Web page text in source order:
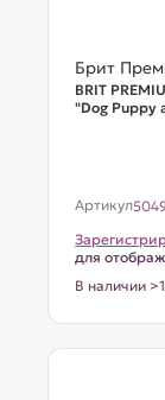
Брит
BRIT
"Dog Puppy
Артикул
для
В наличии